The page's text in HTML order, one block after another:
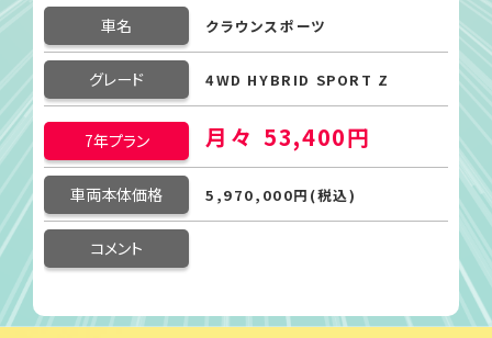
車名 クラウンスポーツ
グレード 4WD HYBRID SPORT Z
7年プラン 月々 53,400円
車両本体価格 5,970,000円(税込)
コメント